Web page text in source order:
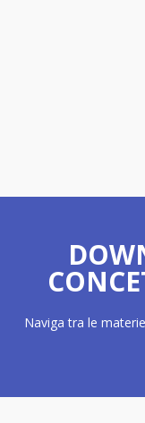
Naviga tra le